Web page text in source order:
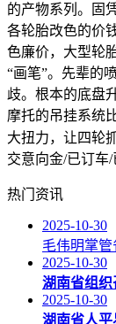
的产物系列。固
各轮胎改色的价
色廉价，大型轮
“画笔”。先辈的
歧。根本的底盘
摩托的吊挂系统
大扭力，让四轮
交意向金/已订车
热门资讯
2025-10-30
毛伟明掌管
2025-10-30
湖南省组织
2025-10-30
湖南省人平